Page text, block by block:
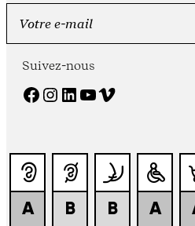
Suivez-nous
Facebook Instagram LinkedIn YouTube Vimeo